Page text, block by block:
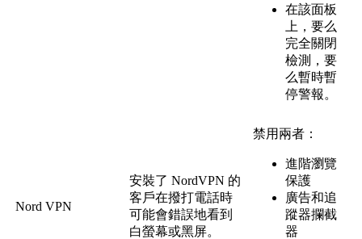
在該面板
上 ，要么
完全關 閉
檢測 ，要
么暫時暫
停警報 。
Nord VPN
安裝了 NordVPN 的
客戶在撥打電話時
可能會錯誤地看到
白螢幕或黑屏。
禁用 兩者 ：
進階瀏覽
保護
廣告和追
蹤器攔截
器